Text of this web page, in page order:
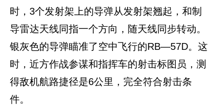
时，3个发射架上的导弹从发射架翘起，和制
导雷达天线同指一个方向，随天线同步转动。
银灰色的导弹瞄准了空中飞行的RB—57D。这
时，近方作战参谋和指挥车的射击标图员，测
得敌机航路捷径是6公里，完全符合射击条
件。